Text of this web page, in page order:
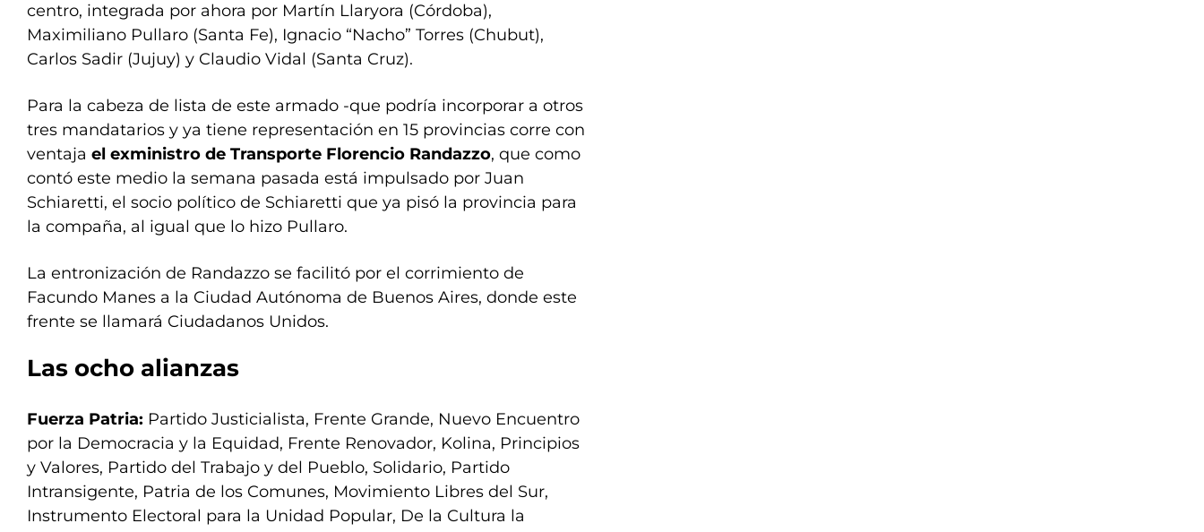
centro, integrada por ahora por Martín Llaryora (Córdoba),
Maximiliano Pullaro (Santa Fe), Ignacio “Nacho” Torres (Chubut),
Carlos Sadir (Jujuy) y Claudio Vidal (Santa Cruz).
Para la cabeza de lista de este armado -que podría incorporar a otros
tres mandatarios y ya tiene representación en 15 provincias corre con
ventaja el exministro de Transporte Florencio Randazzo, que como
contó este medio la semana pasada está impulsado por Juan
Schiaretti, el socio político de Schiaretti que ya pisó la provincia para
la compaña, al igual que lo hizo Pullaro.
La entronización de Randazzo se facilitó por el corrimiento de
Facundo Manes a la Ciudad Autónoma de Buenos Aires, donde este
frente se llamará Ciudadanos Unidos.
Las ocho alianzas
Fuerza Patria: Partido Justicialista, Frente Grande, Nuevo Encuentro
por la Democracia y la Equidad, Frente Renovador, Kolina, Principios
y Valores, Partido del Trabajo y del Pueblo, Solidario, Partido
Intransigente, Patria de los Comunes, Movimiento Libres del Sur,
Instrumento Electoral para la Unidad Popular, De la Cultura la